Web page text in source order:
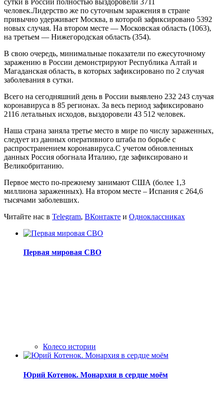
человек.Лидерство же по суточным заражения в стране
привычно удерживает Москва, в которой зафиксировано 5392
новых случая. На втором месте — Московская область (1063),
на третьем — Нижегородская область (354).
В свою очередь, минимальные показатели по ежесуточному
заражению в России демонстрируют Республика Алтай и
Магаданская область, в которых зафиксировано по 2 случая
заболевания в сутки.
Всего на сегодняшний день в России выявлено 232 243 случая
коронавируса в 85 регионах. За весь период зафиксировано
2116 летальных исходов, выздоровели 43 512 человек.
Наша страна заняла третье место в мире по числу зараженных,
следует из данных оперативного штаба по борьбе с
распространением коронавируса.С учетом обновленных
данных Россия обогнала Италию, где зафиксировано и
Великобританию.
Первое место по-прежнему занимают США (более 1,3
миллиона зараженных). На втором месте – Испания с 264,6
тысячами заболевших.
Читайте нас в Telegram, ВКонтакте и Одноклассниках
Первая мировая СВО
Колесо истории
Юрий Котенок. Монархия в сердце моём